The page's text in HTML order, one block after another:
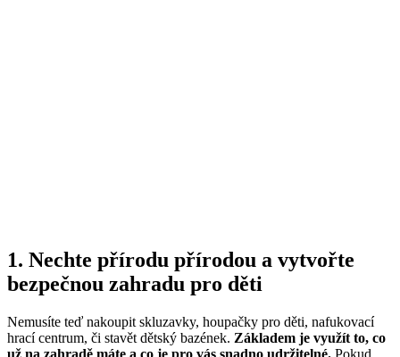
1. Nechte přírodu přírodou a vytvořte
bezpečnou zahradu pro děti
Nemusíte teď nakoupit skluzavky, houpačky pro děti, nafukovací
hrací centrum, či stavět dětský bazének. Základem je využít to, co